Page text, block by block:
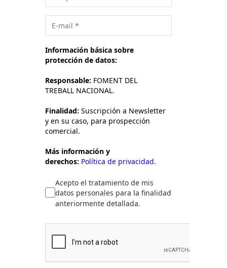
Información básica sobre
protección de datos:
Responsable: FOMENT DEL
TREBALL NACIONAL.
Finalidad: Suscripción a Newsletter
y en su caso, para prospección
comercial.
Más información y
derechos: Política de privacidad.
Acepto el tratamiento de mis
datos personales para la finalidad
anteriormente detallada.